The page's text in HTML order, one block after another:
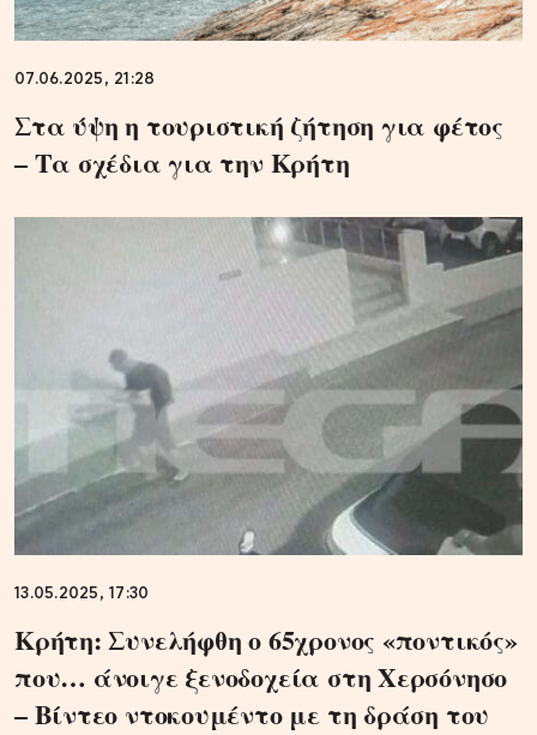
07.06.2025, 21:28
Στα ύψη η τουριστική ζήτηση για φέτος
– Τα σχέδια για την Κρήτη
13.05.2025, 17:30
Κρήτη: Συνελήφθη ο 65χρονος «ποντικός»
που… άνοιγε ξενοδοχεία στη Χερσόνησο
– Βίντεο ντοκουμέντο με τη δράση του